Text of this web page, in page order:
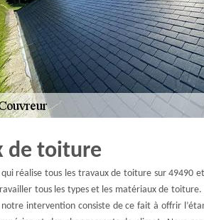
de toiture
réalise tous les travaux de toiture sur 49490
tous les types et les matériaux de toiture.
intervention consiste de ce fait à offrir